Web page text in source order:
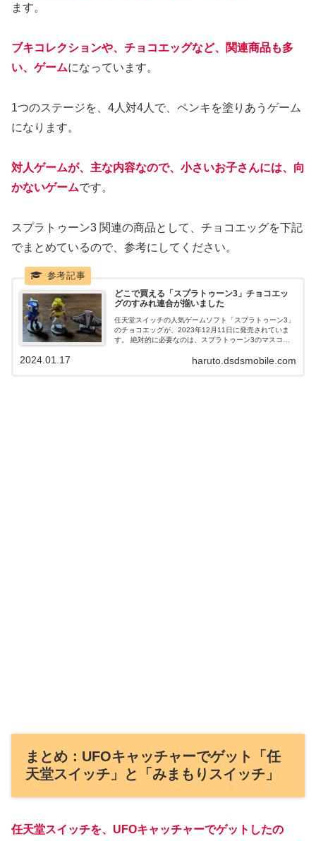
ます。
ブキコレクションや、チョコエッグなど、関連商品も多
い、ゲームになっています。
1つのステージを、4人対4人で、ペンキを塗りあうゲーム
になります。
対人ゲームが、主な内容なので、小さいお子さんには、向
かないゲームです。
スプラトゥーン3 関連の商品として、チョコエッグを下記
でまとめているので、参考にしてください。
どこで買える「スプラトゥーン3」チョコエッ
グのすみれ連合が揃いました
任天堂スイッチの人気ゲームソフト「スプラトゥーン3」
のチョコエッグが、2023年12月11日に発売されていま
す。 絶対的に必要なのは、スプラトゥーン3のマスコッ
ボは、マンタローが揃ったので、どこで買えるのか？ な
haruto.dsdsmobile.com
2024.01.17
まとめ：UFOキャッチャーでゲット「任
天堂スイッチ」と「みまもりスイッチ」
任天堂スイッチを、UFOキャッチャーでゲットしたの